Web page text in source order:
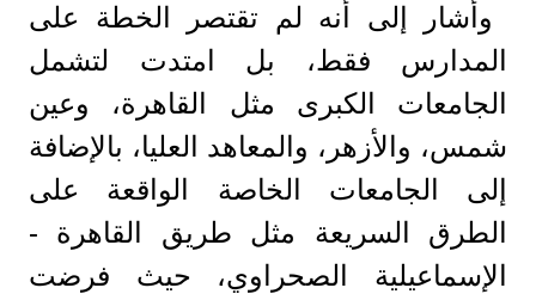
​وأشار إلى أنه لم تقتصر الخطة على
المدارس فقط، بل امتدت لتشمل
الجامعات الكبرى مثل القاهرة، وعين
شمس، والأزهر، والمعاهد العليا، بالإضافة
إلى الجامعات الخاصة الواقعة على
الطرق السريعة مثل طريق القاهرة -
الإسماعيلية الصحراوي، حيث فرضت